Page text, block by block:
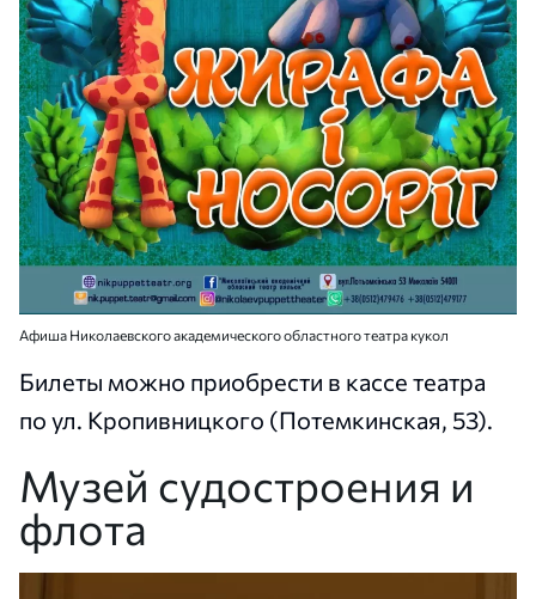
Афиша Николаевского академического областного театра кукол
Билеты можно приобрести в кассе театра
по ул. Кропивницкого (Потемкинская, 53).
Музей судостроения и
флота